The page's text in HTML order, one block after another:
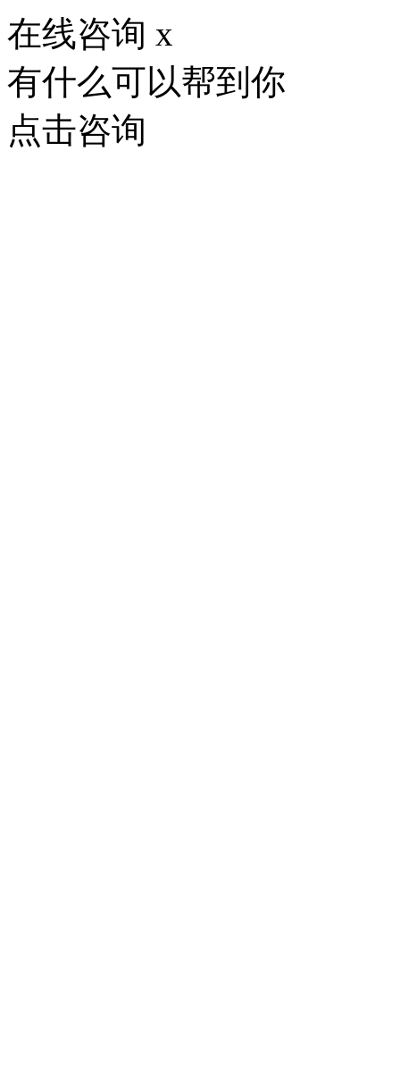
在线咨询 x
有什么可以帮到你
点击咨询